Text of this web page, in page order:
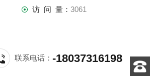
访 问 量： 3061
联系电话：-18037316198